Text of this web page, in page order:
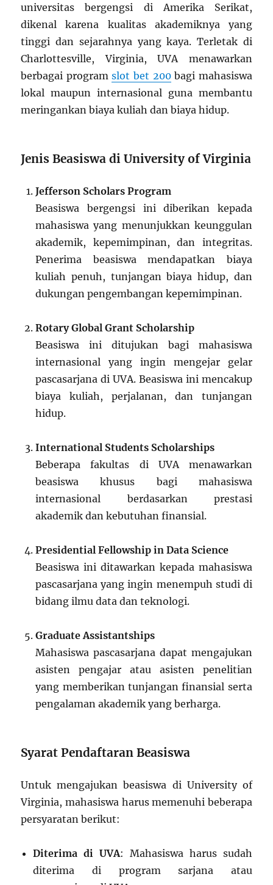
universitas bergengsi di Amerika Serikat,
dikenal karena kualitas akademiknya yang
tinggi dan sejarahnya yang kaya. Terletak di
Charlottesville, Virginia, UVA menawarkan
berbagai programslot bet 200bagi mahasiswa
lokal maupun internasional guna membantu
meringankan biaya kuliah dan biaya hidup.
Jenis Beasiswa di University of Virginia
Jefferson Scholars Program
Beasiswa bergengsi ini diberikan kepada
mahasiswa yang menunjukkan keunggulan
akademik, kepemimpinan, dan integritas.
Penerima beasiswa mendapatkan biaya
kuliah penuh, tunjangan biaya hidup, dan
dukungan pengembangan kepemimpinan.
Rotary Global Grant Scholarship
Beasiswa ini ditujukan bagi mahasiswa
internasional yang ingin mengejar gelar
pascasarjana di UVA. Beasiswa ini mencakup
biaya kuliah, perjalanan, dan tunjangan
hidup.
International Students Scholarships
Beberapa fakultas di UVA menawarkan
beasiswa khusus bagi mahasiswa
internasional berdasarkan prestasi
akademik dan kebutuhan finansial.
Presidential Fellowship in Data Science
Beasiswa ini ditawarkan kepada mahasiswa
pascasarjana yang ingin menempuh studi di
bidang ilmu data dan teknologi.
Graduate Assistantships
Mahasiswa pascasarjana dapat mengajukan
asisten pengajar atau asisten penelitian
yang memberikan tunjangan finansial serta
pengalaman akademik yang berharga.
Syarat Pendaftaran Beasiswa
Untuk mengajukan beasiswa di University of
Virginia, mahasiswa harus memenuhi beberapa
persyaratan berikut:
Diterima di UVA: Mahasiswa harus sudah
diterima di program sarjana atau